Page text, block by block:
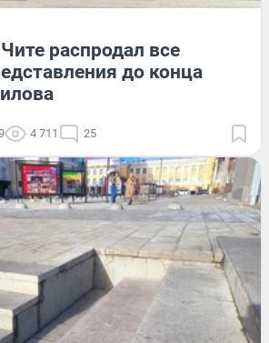
распродал все
до конца
4 711 25